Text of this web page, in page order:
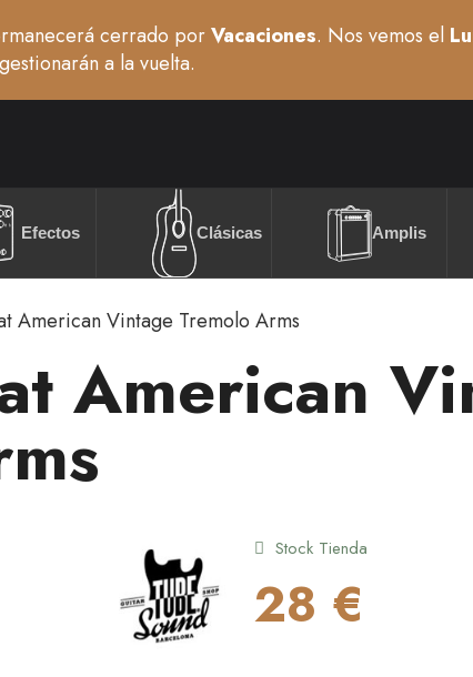
cerrado porVacaciones. Nos vemos el
gestionarán a la vuelta.
Efectos Clásicas Amplis
American Vintage Tremolo Arms
American
Stock Tienda
28 €